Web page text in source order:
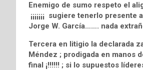
Enemigo de sumo respeto el
¡¡¡¡¡¡¡ sugiere tenerlo
Jorge W. García……. nada
Tercera en litigio la declarada
Méndez ; prodigada en manos
final ¡!!!!!! ; si lo supuestos